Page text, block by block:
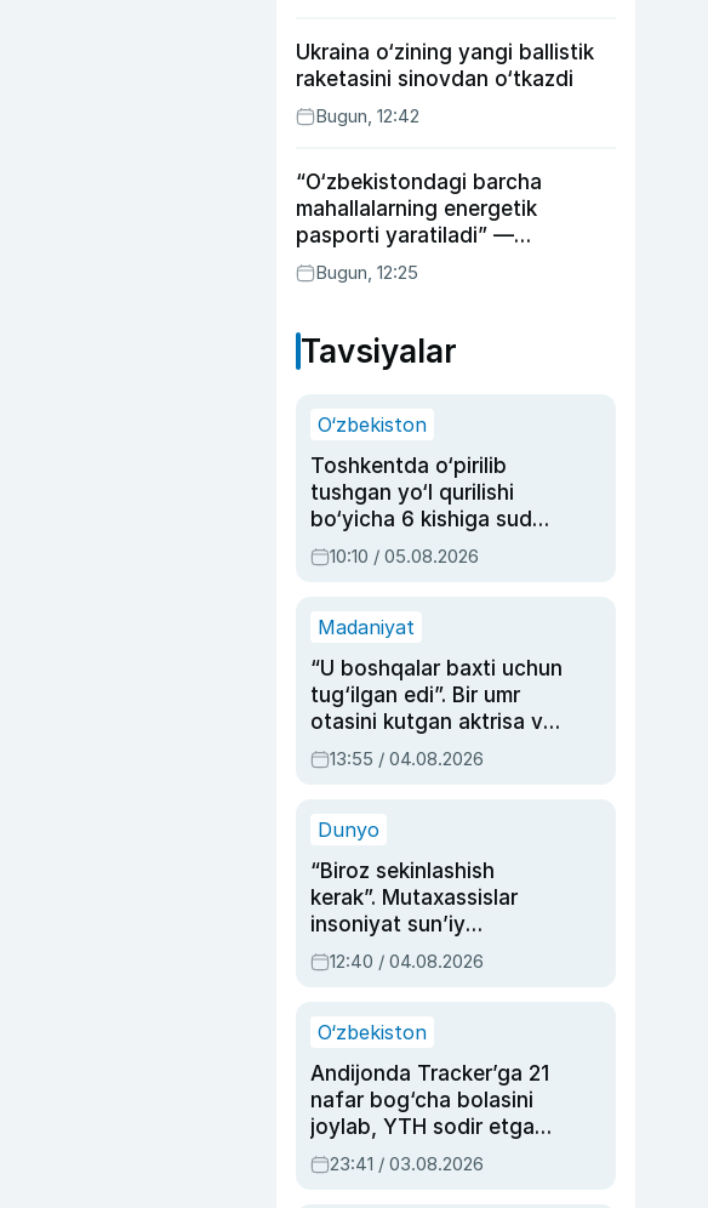
Ukraina o‘zining yangi ballistik
raketasini sinovdan o‘tkazdi
Bugun, 12:42
“O‘zbekistondagi barcha
mahallalarning energetik
pasporti yaratiladi” —
energetika vaziri
Bugun, 12:25
Tavsiyalar
O‘zbekiston
Toshkentda o‘pirilib
tushgan yo‘l qurilishi
bo‘yicha 6 kishiga sud
hukmi o‘qildi
10:10 / 05.08.2026
Madaniyat
“U boshqalar baxti uchun
tug‘ilgan edi”. Bir umr
otasini kutgan aktrisa va
dublyaj ustasi Rimma
Ahmedovaning
13:55 / 04.08.2026
Dunyo
“Biroz sekinlashish
kerak”. Mutaxassislar
insoniyat sun’iy
intellektni boshqara
olmay qolishidan xavotir
12:40 / 04.08.2026
O‘zbekiston
Andijonda Tracker’ga 21
nafar bog‘cha bolasini
joylab, YTH sodir etgan
ayolga sud hukmi o‘qildi
23:41 / 03.08.2026